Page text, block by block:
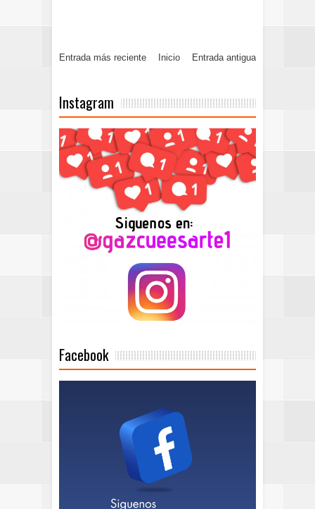
Entrada más reciente Entrada antigua
Inicio
Instagram
Facebook